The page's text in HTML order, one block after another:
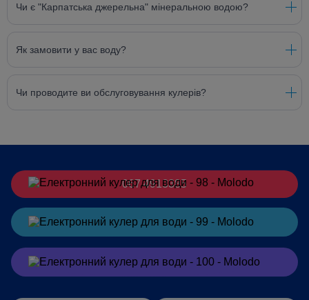
Чи є "Карпатська джерельна" мінеральною водою?
Як замовити у вас воду?
Чи проводите ви обслуговування кулерів?
067 4913385
Замовитив Telegram
Замовитив Viber